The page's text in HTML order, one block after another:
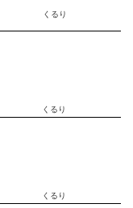
くるり
くるり
くるり